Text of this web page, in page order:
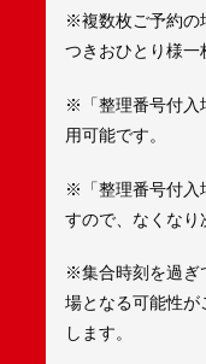
※複数枚ご予約の
つきおひとり様一
※「整理番号付入
用可能です。
※「整理番号付入
すので、なくなり
※集合時刻を過ぎ
場となる可能性が
します。